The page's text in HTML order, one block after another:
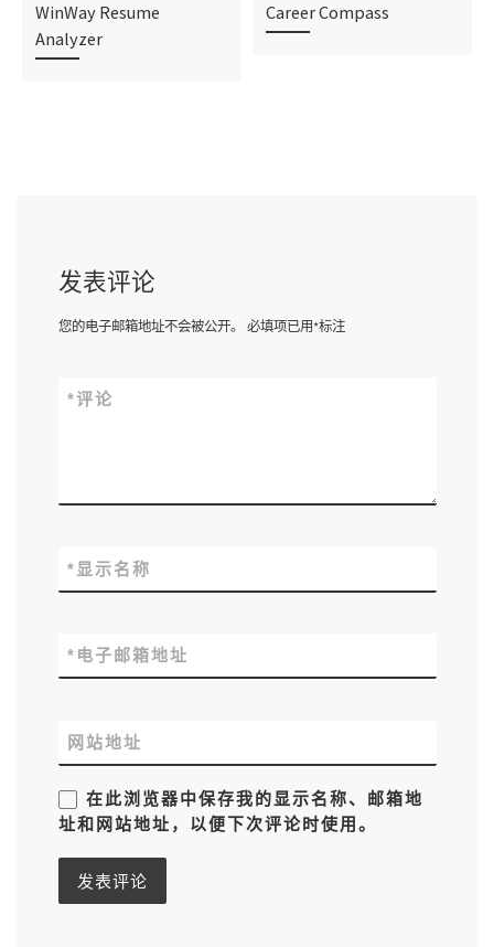
WinWay Resume
Analyzer
Career Compass
发表评论
您的电子邮箱地址不会被公开。 必填项已用*标注
评论
*
显示名称
*
电子邮箱地址
*
网站地址
在此浏览器中保存我的显示名称、邮箱地
址和网站地址，以便下次评论时使用。